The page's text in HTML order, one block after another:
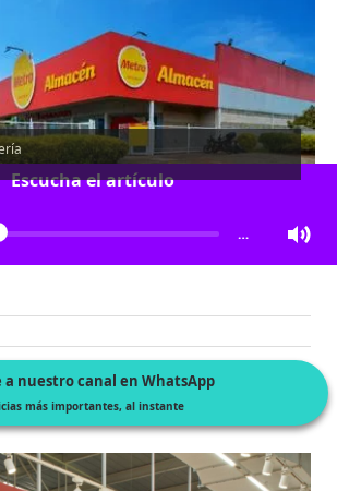
Escucha el artículo
…
a nuestro canal en WhatsApp
más importantes, al instante